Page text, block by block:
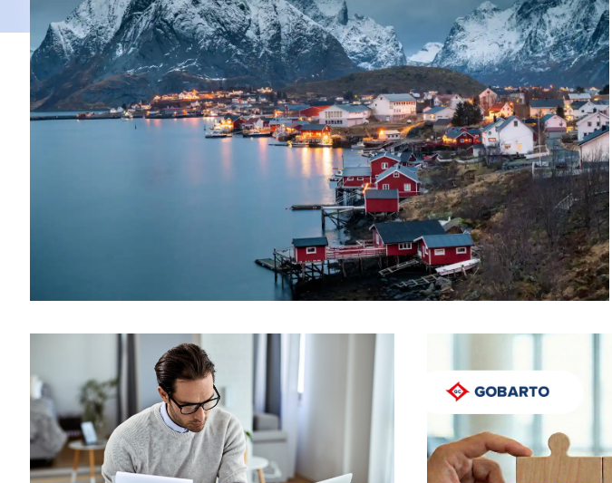
Zarządzanie danymi produktowymi
Autoryzacja i cyfrowe podpisywanie
eKatalog– platforma zarządzania
danymi produktowymi (PIM/MDM)
eArchive– cyfrowe archiwum
eBOK- elektroniczne biuro obsługi
klienta
eTeczka- system przechowywania
dokumentów pracowniczych
F&B – platforma zakupowa świeżej